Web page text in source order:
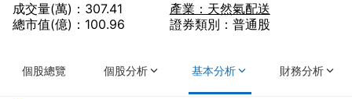
成交量(萬)：307.41
總市值(億)：100.96
產業：天然氣配送
證券類別：普通股
個股總覽 個股分析 基本分析 財務分析